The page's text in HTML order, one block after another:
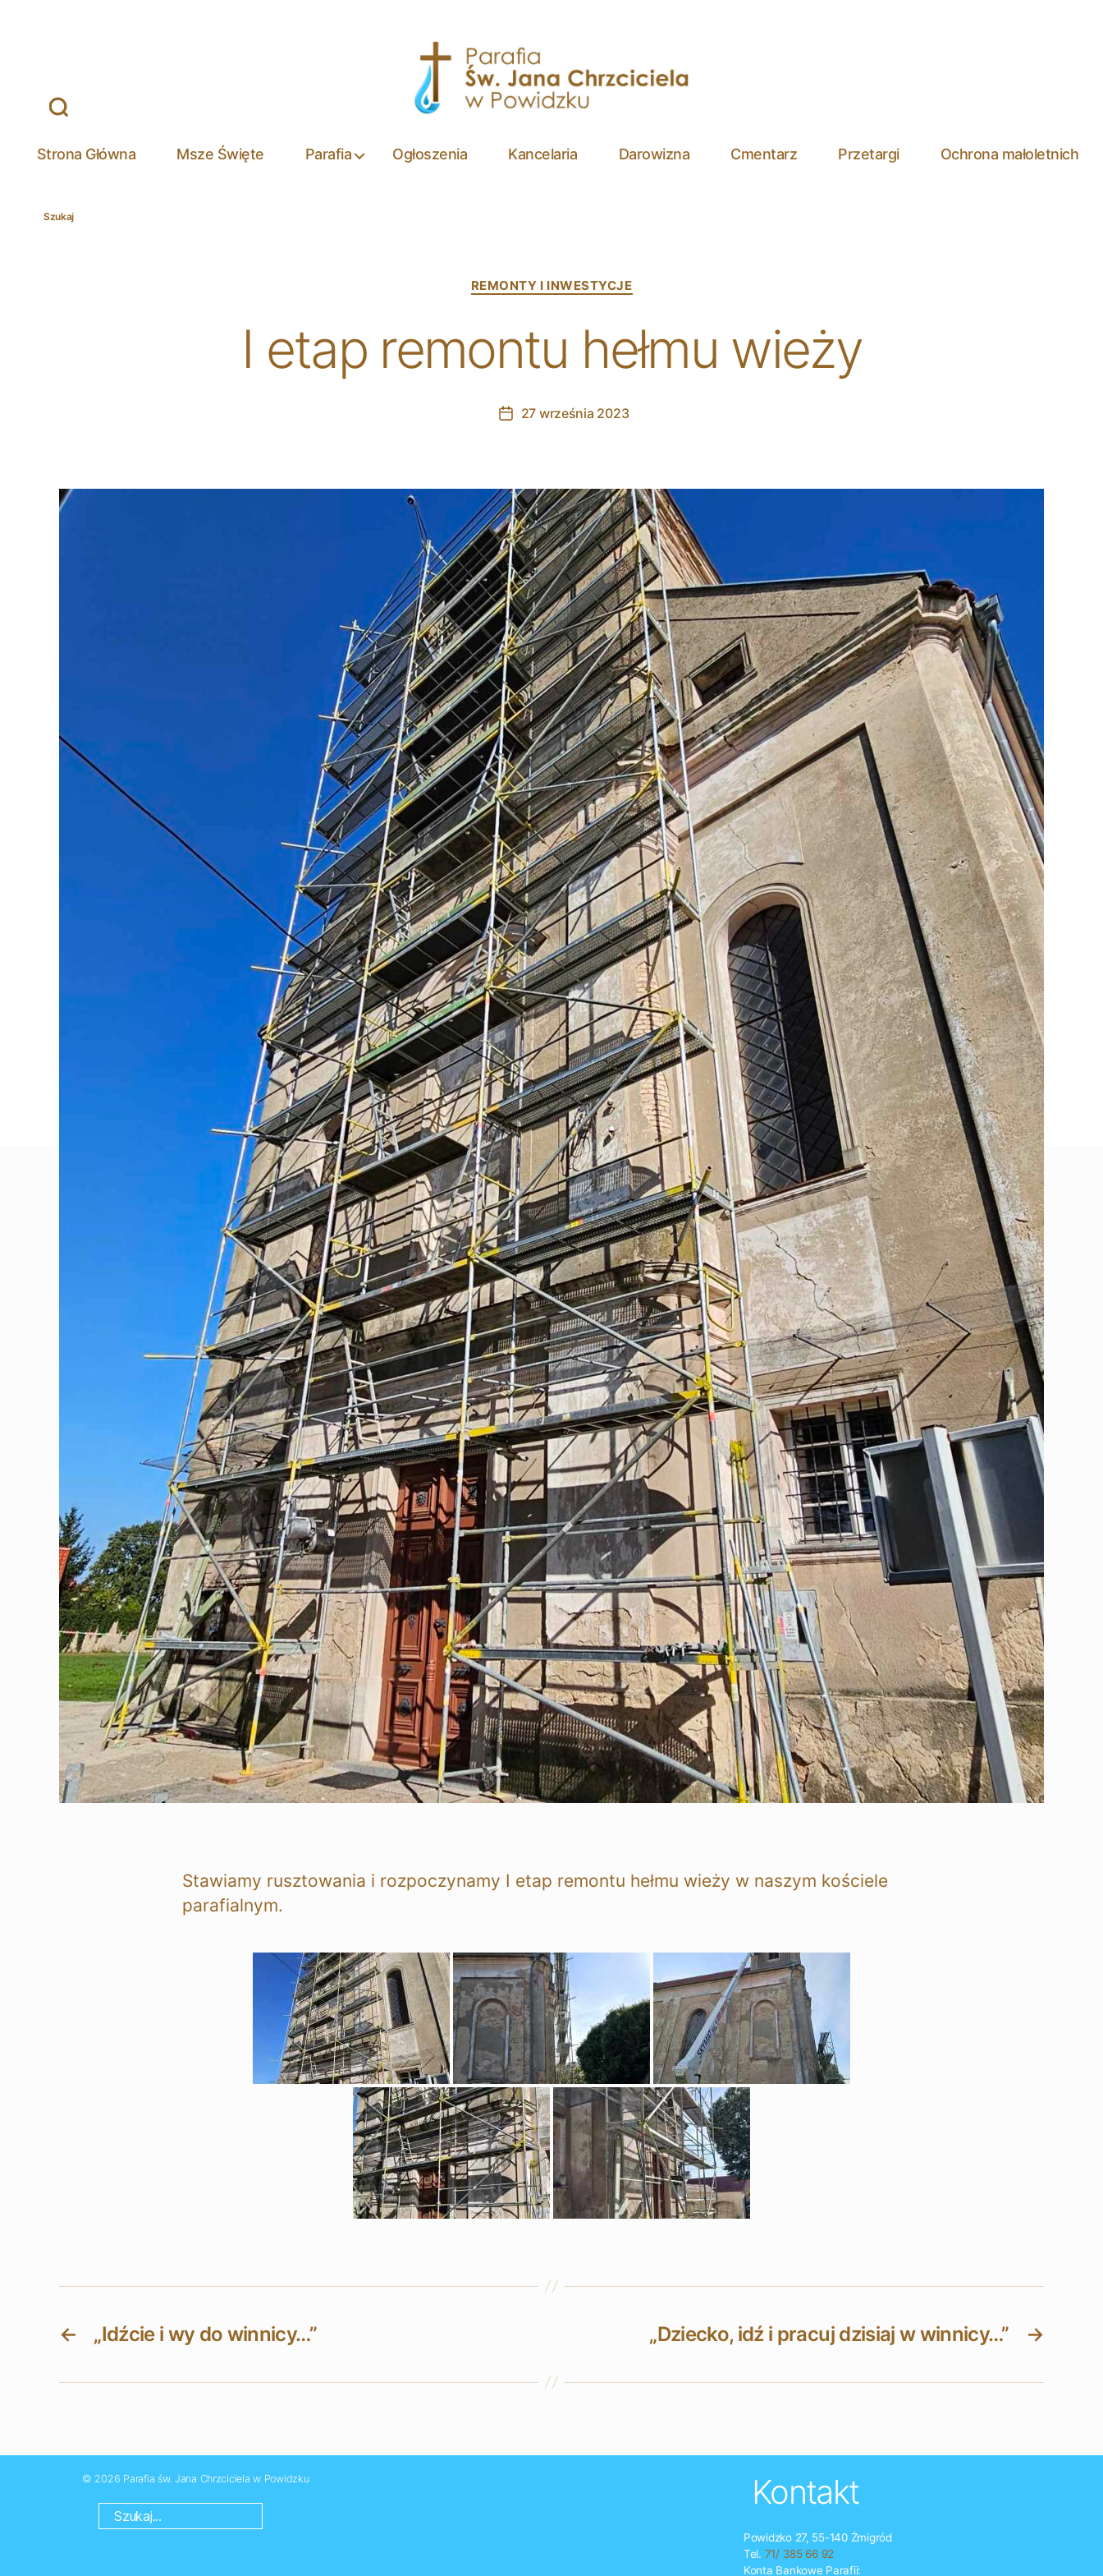
Jana
Strona Główna Msze Święte Parafia Ogłoszenia Kancelaria Darowizna Cmentarz Przetargi Ochrona małoletnich
Szukaj
Categories
REMONTY I INWESTYCJE
I etap remontu hełmu wieży
Post27 września 2023
Stawiamy rusztowania i rozpoczynamy I etap remontu hełmu wieży w naszym kościele
parafialnym.
← „Idźcie i wy do winnicy…” →
„Dziecko, idź i pracuj dzisiaj w winnicy…”
© 2026 Parafia św. Jana Chrzciciela w Powidzku Kontakt
Powidzko 27, 55-140 Żmigród
Tel. 71/ 385 66 92
Konta Bankowe Parafii: